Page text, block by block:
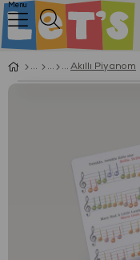
Menu
Akıllı Piyanom